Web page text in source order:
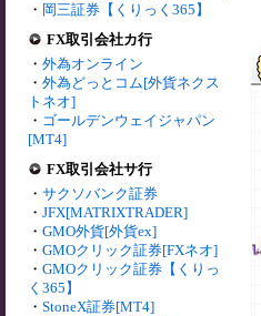
・ 岡三証券【くりっく365】
FX取引会社カ行
・ 外為オンライン
・ 外為どっとコム[外貨ネクス
トネオ]
・ ゴールデンウェイジャパン
[MT4]
FX取引会社サ行
・ サクソバンク証券
・ JFX[MATRIXTRADER]
・ GMO外貨[外貨ex]
・ GMOクリック証券[FXネオ]
・ GMOクリック証券【くりっ
く365】
・ StoneX証券[MT4]